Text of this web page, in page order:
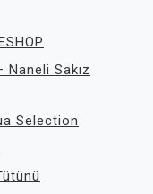
Sakız
Selection